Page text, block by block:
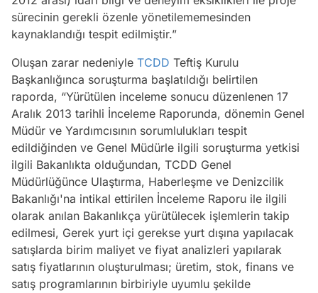
sürecinin gerekli özenle yönetilememesinden
kaynaklandığı tespit edilmiştir.”
Oluşan zarar nedeniyle TCDD Teftiş Kurulu
Başkanlığınca soruşturma başlatıldığı belirtilen
raporda, “Yürütülen inceleme sonucu düzenlenen 17
Aralık 2013 tarihli İnceleme Raporunda, dönemin Genel
Müdür ve Yardımcısının sorumlulukları tespit
edildiğinden ve Genel Müdürle ilgili soruşturma yetkisi
ilgili Bakanlıkta olduğundan, TCDD Genel
Müdürlüğünce Ulaştırma, Haberleşme ve Denizcilik
Bakanlığı'na intikal ettirilen İnceleme Raporu ile ilgili
olarak anılan Bakanlıkça yürütülecek işlemlerin takip
edilmesi, Gerek yurt içi gerekse yurt dışına yapılacak
satışlarda birim maliyet ve fiyat analizleri yapılarak
satış fiyatlarının oluşturulması; üretim, stok, finans ve
satış programlarının birbiriyle uyumlu şekilde